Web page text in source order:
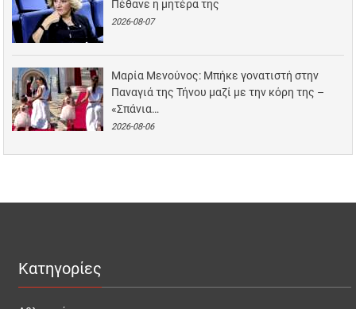
Πέθανε η μητέρα της
2026-08-07
Μαρία Μενούνος: Μπήκε γονατιστή στην
Παναγιά της Τήνου μαζί με την κόρη της –
«Σπάνια…
2026-08-06
Κατηγορίες